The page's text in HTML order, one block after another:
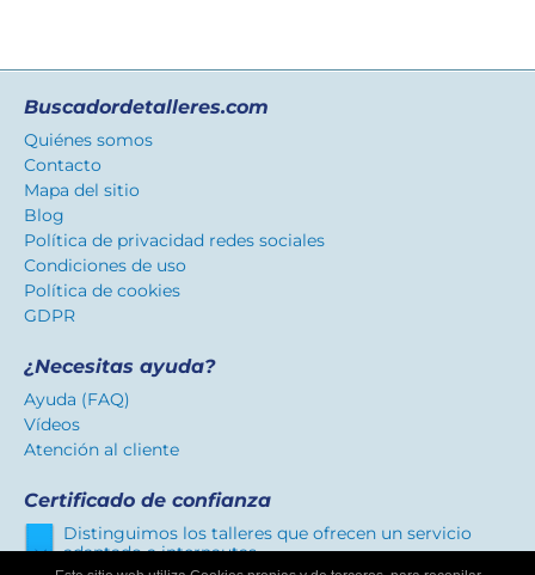
Buscadordetalleres.com
Quiénes somos
Contacto
Mapa del sitio
Blog
Política de privacidad redes sociales
Condiciones de uso
Política de cookies
GDPR
¿Necesitas ayuda?
Ayuda (FAQ)
Vídeos
Atención al cliente
Certificado de confianza
Distinguimos los talleres que ofrecen un servicio
adaptado a internautas.